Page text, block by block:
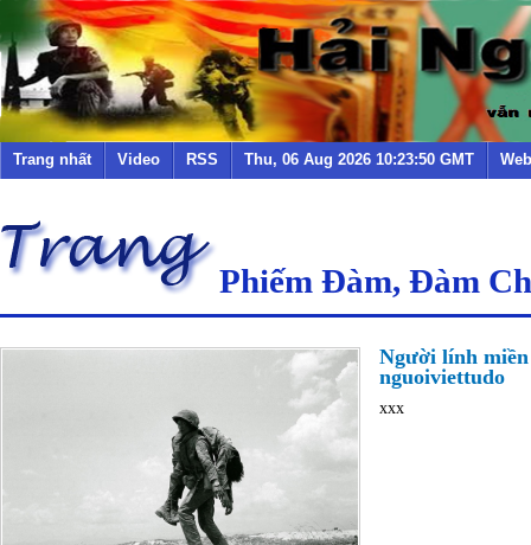
Trang nhất Video RSS Thu, 06 Aug 2026 10:23:50 GMT
Phiếm Đàm, Đàm
Người lính
nguoiviettudo
xxx